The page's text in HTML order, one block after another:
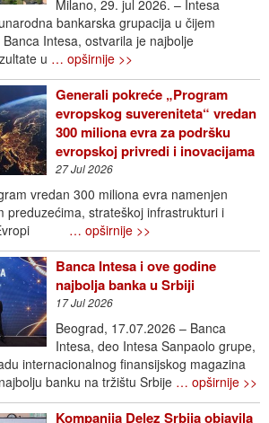
Milano, 29. jul 2026. – Intesa
bankarska grupacija u čijem
Intesa, ostvarila je najbolje
u … opširnije >>
Generali pokreće „Program
evropskog suvereniteta“ vredan
300 miliona evra za podršku
evropskoj privredi i inovacijama
27 Jul 2026
vredan 300 miliona evra namenjen
preduzećima, strateškoj infrastrukturi i
Evropi … opširnije >>
Banca Intesa i ove godine
najbolja banka u Srbiji
17 Jul 2026
Beograd, 17.07.2026 – Banca
Intesa, deo Intesa Sanpaolo grupe,
internacionalnog finansijskog magazina
banku na tržištu Srbije … opširnije >>
Kompanija Delez Srbija objavila